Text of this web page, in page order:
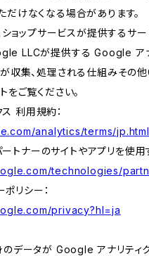
けなくなる場合があります。
当ショップサービスが提供する
LLCが提供する Google ア
が収集、処理される仕組みその
をご覧ください。
利用規約：
analytics/terms/jp.html
トナーのサイトやアプリを使
technologies/
リシー：
privacy?hl=ja
のデータが Google アナリティ